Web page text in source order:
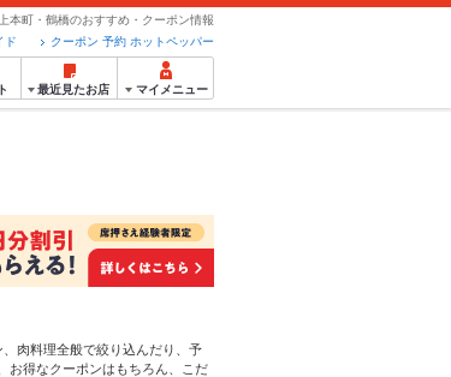
本町・鶴橋のおすすめ・クーポン情報
クーポン 予約 ホットペッパー
ド
最近見たお店 マイメニュー
肉料理全般で絞り込んだり、予
お得なクーポンはもちろん、こだ